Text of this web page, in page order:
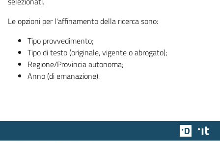
Le opzioni per l'affinamento della ricerca sono:
Tipo provvedimento;
Tipo di testo (originale, vigente o abrogato);
Regione/Provincia autonoma;
Anno (di emanazione).
Team